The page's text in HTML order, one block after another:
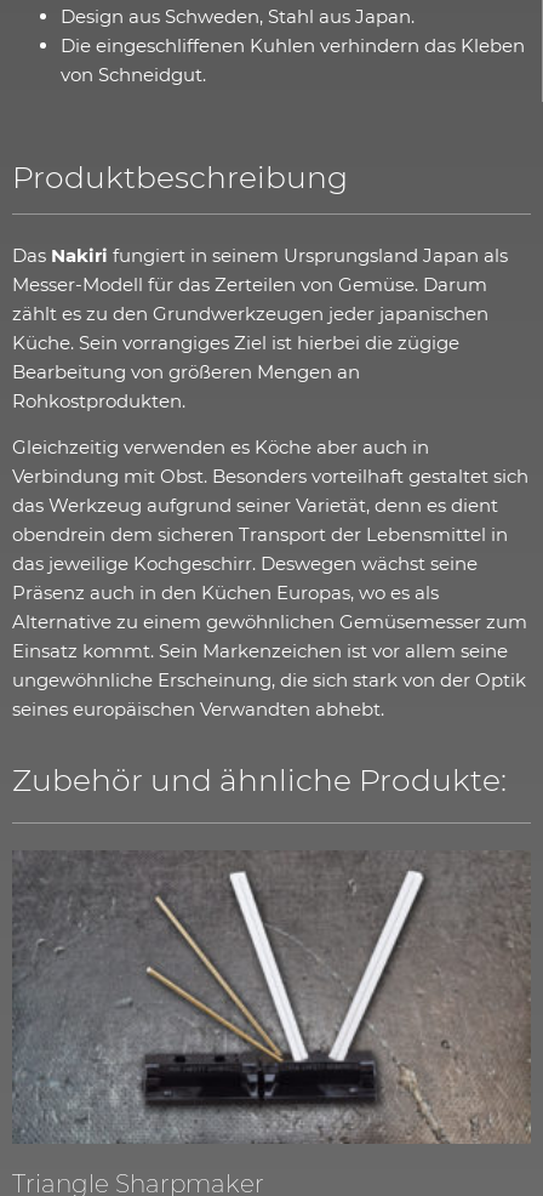
Design aus Schweden, Stahl aus Japan.
Die eingeschliffenen Kuhlen verhindern das Kleben
von Schneidgut.
Produktbeschreibung
Das Nakiri fungiert in seinem Ursprungsland Japan als
Messer-Modell für das Zerteilen von Gemüse. Darum
zählt es zu den Grundwerkzeugen jeder japanischen
Küche. Sein vorrangiges Ziel ist hierbei die zügige
Bearbeitung von größeren Mengen an
Rohkostprodukten.
Gleichzeitig verwenden es Köche aber auch in
Verbindung mit Obst. Besonders vorteilhaft gestaltet sich
das Werkzeug aufgrund seiner Varietät, denn es dient
obendrein dem sicheren Transport der Lebensmittel in
das jeweilige Kochgeschirr. Deswegen wächst seine
Präsenz auch in den Küchen Europas, wo es als
Alternative zu einem gewöhnlichen Gemüsemesser zum
Einsatz kommt. Sein Markenzeichen ist vor allem seine
ungewöhnliche Erscheinung, die sich stark von der Optik
seines europäischen Verwandten abhebt.
Zubehör und ähnliche Produkte:
Triangle Sharpmaker